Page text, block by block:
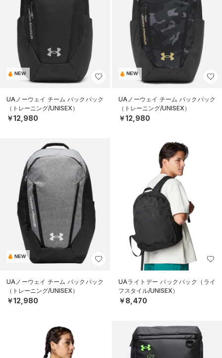
NEW
UAノーウェイ チーム バックパック
（トレーニング/UNISEX）
￥12,980
NEW
UAノーウェイ チーム バックパック
（トレーニング/UNISEX）
￥12,980
NEW
UAノーウェイ チーム バックパック
（トレーニング/UNISEX）
￥12,980
UAライトデー バックパック（ライ
フスタイル/UNISEX）
￥8,470